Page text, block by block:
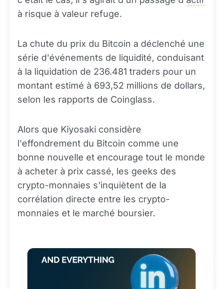
à risque à valeur refuge.
La chute du prix du Bitcoin a déclenché une
série d'événements de liquidité, conduisant
à la liquidation de 236.481 traders pour un
montant estimé à 693,52 millions de dollars,
selon les rapports de Coinglass.
Alors que Kiyosaki considère
l'effondrement du Bitcoin comme une
bonne nouvelle et encourage tout le monde
à acheter à prix cassé, les geeks des
crypto-monnaies s'inquiètent de la
corrélation directe entre les crypto-
monnaies et le marché boursier.